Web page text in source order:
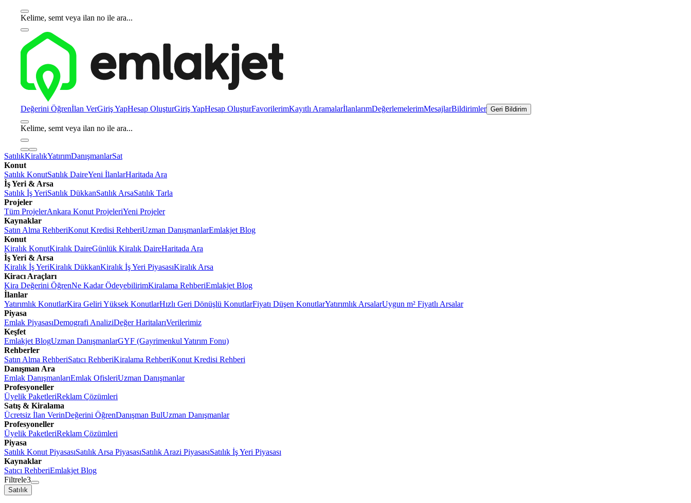
Kelime, semt veya ilan no ile ara...
Değerini Öğrenİlan VerGiriş YapHesap OluşturGiriş YapHesap OluşturFavorilerimKayıtlı AramalarİlanlarımDeğerlemelerimMesajlarBildirimler Geri Bildirim
Kelime, semt veya ilan no ile ara...
SatılıkKiralıkYatırımDanışmanlarSat
Konut
Satılık KonutSatılık DaireYeni İlanlarHaritada Ara
İş Yeri & Arsa
Satılık İş YeriSatılık DükkanSatılık ArsaSatılık Tarla
Projeler
Tüm ProjelerAnkara Konut ProjeleriYeni Projeler
Kaynaklar
Satın Alma RehberiKonut Kredisi RehberiUzman DanışmanlarEmlakjet Blog
Konut
Kiralık KonutKiralık DaireGünlük Kiralık DaireHaritada Ara
İş Yeri & Arsa
Kiralık İş YeriKiralık DükkanKiralık İş Yeri PiyasasıKiralık Arsa
Kiracı Araçları
Kira Değerini ÖğrenNe Kadar ÖdeyebilirimKiralama RehberiEmlakjet Blog
İlanlar
Yatırımlık KonutlarKira Geliri Yüksek KonutlarHızlı Geri Dönüşlü KonutlarFiyatı Düşen KonutlarYatırımlık ArsalarUygun m² Fiyatlı Arsalar
Piyasa
Emlak PiyasasıDemografi AnaliziDeğer HaritalarıVerilerimiz
Keşfet
Emlakjet BlogUzman DanışmanlarGYF (Gayrimenkul Yatırım Fonu)
Rehberler
Satın Alma RehberiSatıcı RehberiKiralama RehberiKonut Kredisi Rehberi
Danışman Ara
Emlak DanışmanlarıEmlak OfisleriUzman Danışmanlar
Profesyoneller
Üyelik PaketleriReklam Çözümleri
Satış & Kiralama
Ücretsiz İlan VerinDeğerini ÖğrenDanışman BulUzman Danışmanlar
Profesyoneller
Üyelik PaketleriReklam Çözümleri
Piyasa
Satılık Konut PiyasasıSatılık Arsa PiyasasıSatılık Arazi PiyasasıSatılık İş Yeri Piyasası
Kaynaklar
Satıcı RehberiEmlakjet Blog
Filtrele3
Satılık